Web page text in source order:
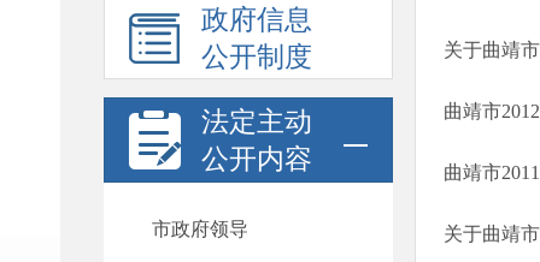
政府信息
公开制度
法定主动
公开内容
市政府领导
关于曲靖
曲靖市
曲靖市
关于曲靖